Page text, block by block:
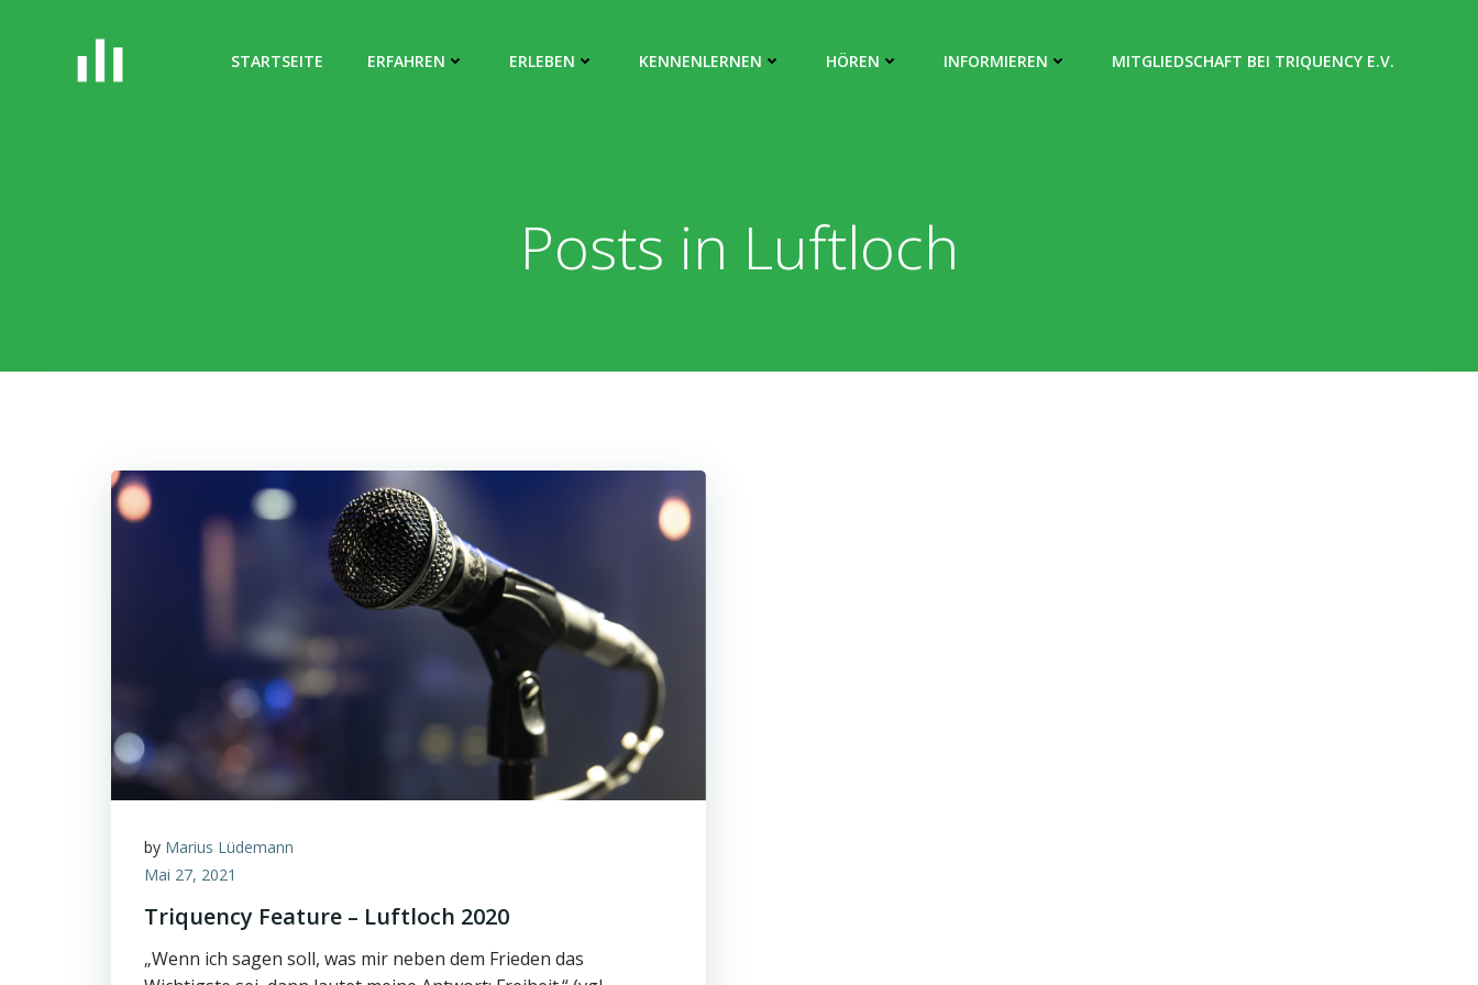
STARTSEITE ERFAHREN ERLEBEN KENNENLERNEN HÖREN INFORMIEREN MITGLIEDSCHAFT BEI TRIQUENCY E.V.
Posts in Luftloch
by Marius Lüdemann
Mai 27, 2021
Triquency Feature – Luftloch 2020
„Wenn ich sagen soll, was mir neben dem Frieden das